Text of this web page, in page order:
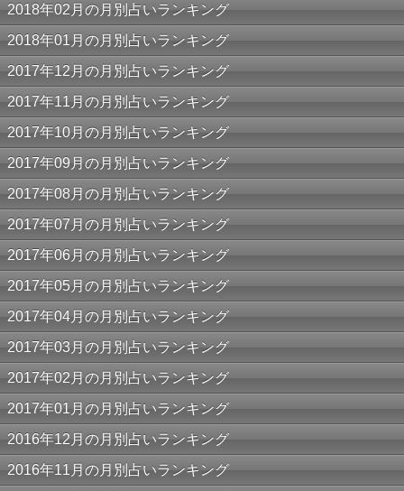
2018年02月の月別占いランキング
2018年01月の月別占いランキング
2017年12月の月別占いランキング
2017年11月の月別占いランキング
2017年10月の月別占いランキング
2017年09月の月別占いランキング
2017年08月の月別占いランキング
2017年07月の月別占いランキング
2017年06月の月別占いランキング
2017年05月の月別占いランキング
2017年04月の月別占いランキング
2017年03月の月別占いランキング
2017年02月の月別占いランキング
2017年01月の月別占いランキング
2016年12月の月別占いランキング
2016年11月の月別占いランキング